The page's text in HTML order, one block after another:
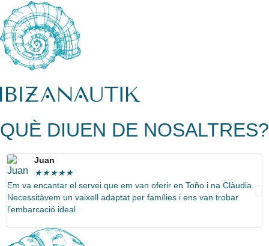
QUÈ DIUEN DE NOSALTRES?
Juan
★★★★★
Em va encantar el servei que em van oferir en Toño i na Clàudia.
Necessitàvem un vaixell adaptat per famílies i ens van trobar
l’embarcació ideal.